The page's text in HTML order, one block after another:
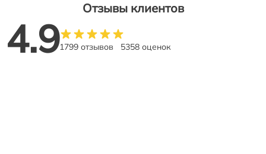
Отзывы клиентов
4.91799 отзывов 5358 оценок